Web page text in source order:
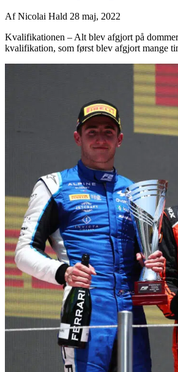
AfNicolai Hald 28 maj, 2022
Kvalifikationen – Alt blev afgjort på
kvalifikation, som først blev afgjort mange